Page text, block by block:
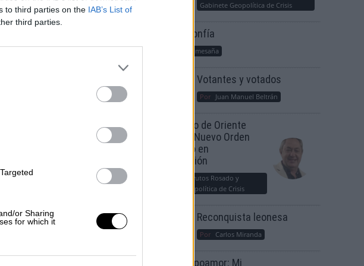
to third parties on the IAB’s List of
third parties.
or Sharing
for which it
resistir, sin
a un Gran
Gabinete Geopolítica de Crisis
Suelta y confía
María Comesaña
Votantes y votados
Por Juan Manuel Beltrán
El Conflicto de Oriente
Medio: Un Nuevo Orden
Autoritario en
Construcción
Álvaro Frutos Rosado y
Gabinete Geopolítica de Crisis
Reconquista leonesa
Por Carlos Miranda
Clara Campoamor: Mi